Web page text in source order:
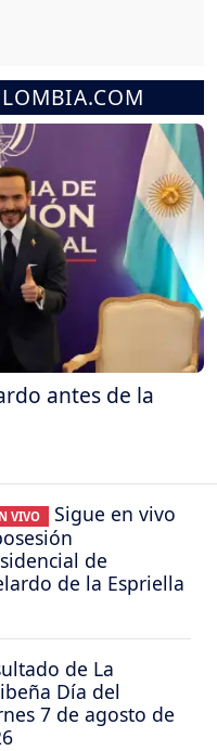
antes de la
VIVO
Sigue en vivo
de
de la Espriella
de La
Día del
7 de agosto de